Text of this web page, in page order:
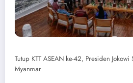
Tutup KTT ASEAN ke-42, Presiden
Myanmar